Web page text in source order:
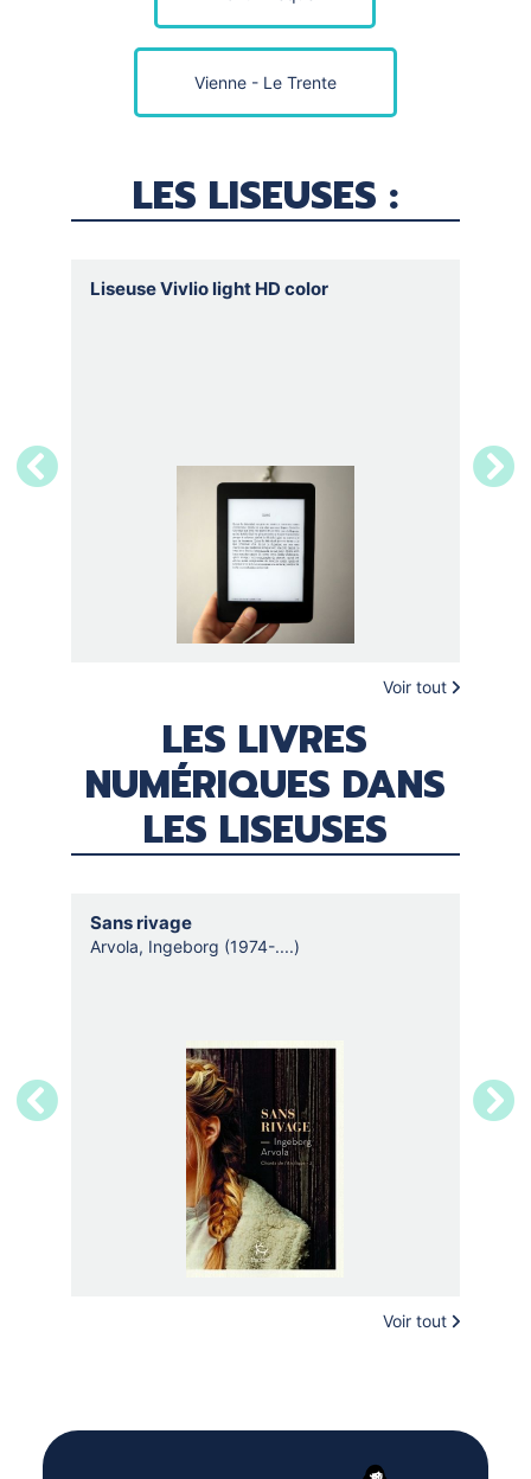
Vienne - Le Trente
LES LISEUSES :
Liseuse Vivlio light HD color
Voir tout
LES LIVRES
NUMÉRIQUES DANS
LES LISEUSES
Sans rivage
Arvola, Ingeborg (1974-....)
Voir tout